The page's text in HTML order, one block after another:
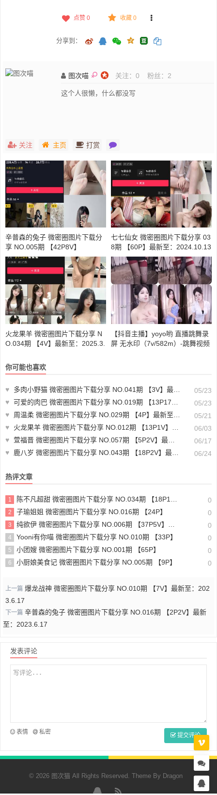
点赞 0 收藏 0
分享到：
图次喵 关注： 0 粉丝： 2
这个人很懒，什么都没写
关注 主页 打赏
辛普森的兔子 微密圈图片下载分
享 NO.005期 【42P8V】
七七仙女 微密圈图片下载分享 03
8期 【60P】最新至：2024.10.13
火龙果羊 微密圈图片下载分享 N
O.034期 【4V】最新至：2025.3.
【抖音主播】yoyo哟 直播跳舞录
屏 无水印（7v/582m）-跳舞视频
你可能也喜欢
♥ 多肉小野猫 微密圈图片下载分享 NO.041期 【3V】最新至：2023.11.23
05/23
♥ 可爱的肉巴 微密圈图片下载分享 NO.019期 【13P17V】最新至：2024.4.16
05/23
♥
周温柔 微密圈图片下载分享 NO.029期 【4P】最新至：2023.7.9
05/21
♥
火龙果羊 微密圈图片下载分享 NO.012期 【13P1V】最新至：2024.6.1
06/03
♥ 萱福晋 微密圈图片下载分享 NO.057期 【5P2V】最新至：2024.12.11
06/17
♥
鹿八岁 微密圈图片下载分享 NO.043期 【18P2V】最新至：2024.6.23 06/24
热评文章
1 陈不凡超甜 微密圈图片下载分享 NO.034期 【18P1V】最新至：2024.1.25 0
2 子瑜姐姐 微密圈图片下载分享 NO.016期 【24P】 0
3 纯欲伊 微密圈图片下载分享 NO.006期 【37P5V】最新至：2024.1.25 0
4 Yooni有你喵 微密圈图片下载分享 NO.010期 【33P】 0
5 小团嫂 微密圈图片下载分享 NO.001期 【65P】 0
6 小厨娘美食记 微密圈图片下载分享 NO.005期 【9P】 0
上一篇 爆龙战神 微密圈图片下载分享 NO.010期 【7V】最新至：202
3.6.17
下一篇 辛普森的兔子 微密圈图片下载分享 NO.016期 【2P2V】最新
至：2023.6.17
发表评论
表情 私密 提交评论
© 2026 图次猫 All Rights Reserved. Theme By Dragon